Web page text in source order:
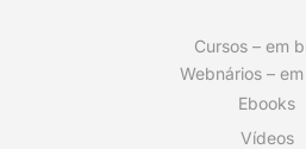
Cursos – em
Webnários –
Ebooks
Vídeos